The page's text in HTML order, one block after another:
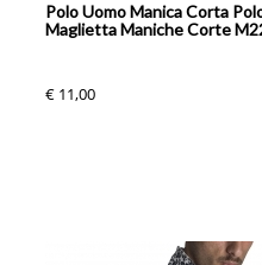
Polo Uomo Manica Corta
Maglietta Maniche Corte
€ 11,00